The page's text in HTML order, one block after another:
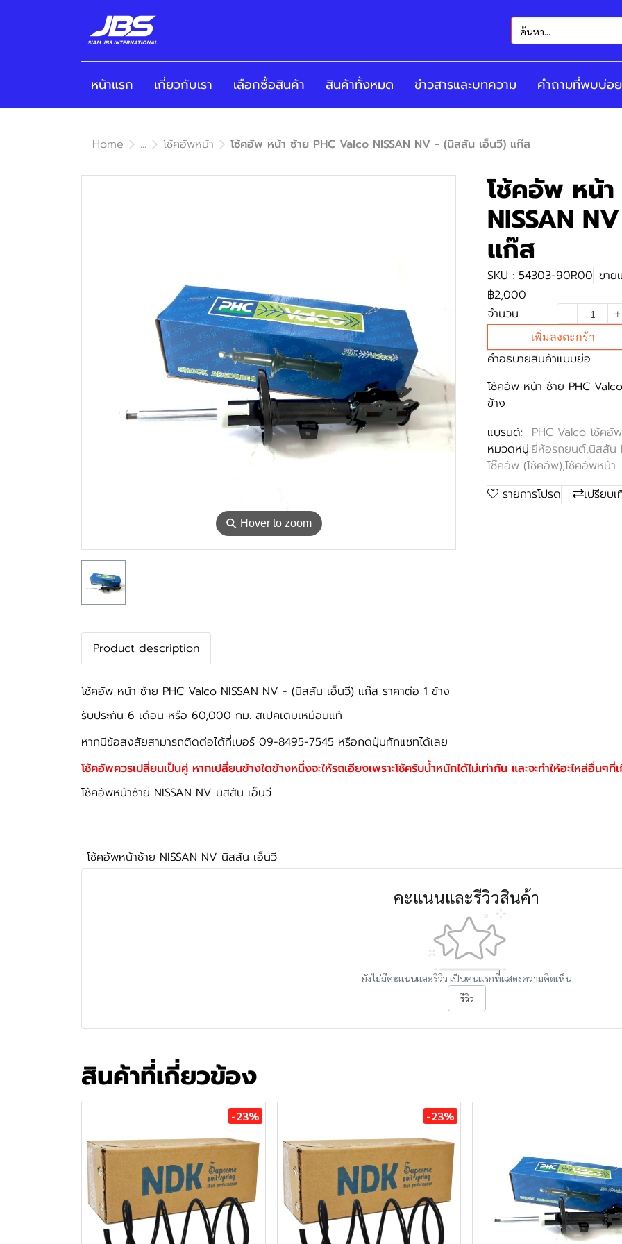
หน้าแรก เกี่ยวกับเรา เลือกซื้อสินค้า สินค้าทั้งหมด ข่าวสารและบทความ คำถามที่พบบ่อย
Home ... โช้คอัพหน้า โช้คอัพ หน้า ซ้าย PHC Valco NISSAN NV - (นิสสัน เอ็นวี) แก๊ส
⚲ Hover to zoom
โช้คอัพ หน้า
NISSAN
แก๊ส
SKU : 54303-90R00 ขา
฿2,000
จำนวน
เพิ่มลงตะกร้า
คำอธิบายสินค้าแบบย่อ
โช้คอัพ หน้า ซ้าย PHC
ข้าง
แบรนด์:
PHC Valco โช้คอั
หมวดหมู่:ยี่ห้อรถยนต์,นิสสัน
โช๊คอัพ (โช้คอัพ),โช้คอัพหน้า
รายการโปรด
เปรียบ
Product description
โช้คอัพ หน้า ซ้าย PHC Valco NISSAN NV - (นิสสัน เอ็นวี) แก๊ส ราคาต่อ 1 ข้าง
รับประกัน 6 เดือน หรือ 60,000 กม. สเปคเดิมเหมือนแท้
หากมีข้อสงสัยสามารถติดต่อได้ที่เบอร์ 09-8495-7545 หรือกดปุ่มทักแชทได้เลย
โช้คอัพควรเปลี่ยนเป็นคู่ หากเปลี่ยนข้างใดข้างหนึ่งจะให้รถเอียงเพราะโช้ครับน้ำหนักได้ไม่เท่ากัน และจะทำให้อะไหล่อื่น
โช้คอัพหน้าซ้าย NISSAN NV นิสสัน เอ็นวี
โช้คอัพหน้าซ้าย NISSAN NV นิสสัน เอ็นวี
คะแนนและรีวิวสินค้า
ยังไม่มีคะแนนและรีวิว เป็นคนแรกที่แสดงความคิดเห็น
รีวิว
สินค้าที่เกี่ยวข้อง
-23% -23%